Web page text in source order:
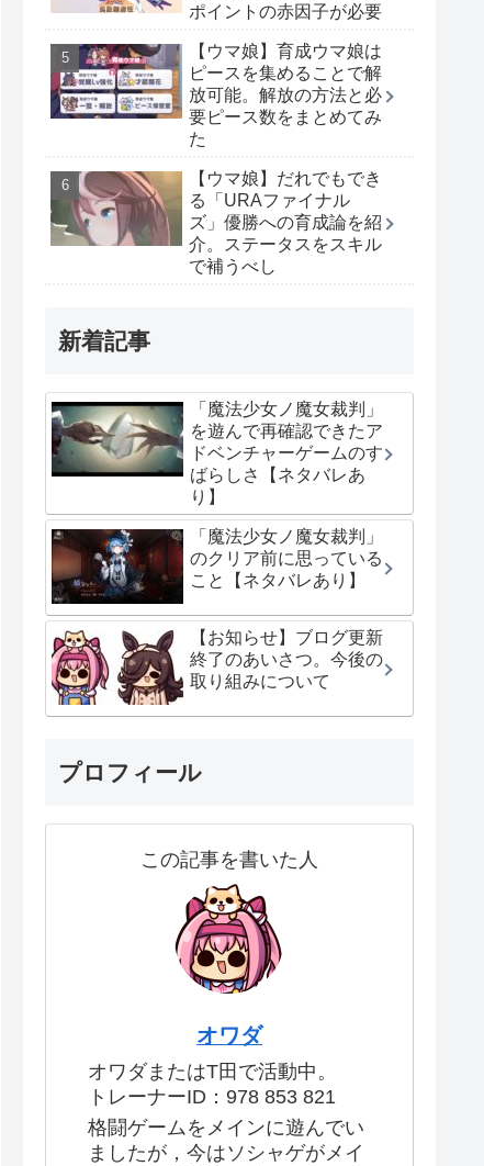
ポイントの赤因子が必要
【ウマ娘】育成ウマ娘は
ピースを集めることで解
放可能。解放の方法と必
要ピース数をまとめてみ
た
【ウマ娘】だれでもでき
る「URAファイナル
ズ」優勝への育成論を紹
介。ステータスをスキル
で補うべし
新着記事
「魔法少女ノ魔女裁判」
を遊んで再確認できたア
ドベンチャーゲームのす
ばらしさ【ネタバレあ
り】
「魔法少女ノ魔女裁判」
のクリア前に思っている
こと【ネタバレあり】
【お知らせ】ブログ更新
終了のあいさつ。今後の
取り組みについて
プロフィール
この記事を書いた人
オワダ
オワダまたはT田で活動中。
トレーナーID：978 853 821
格闘ゲームをメインに遊んでい
ましたが，今はソシャゲがメイ